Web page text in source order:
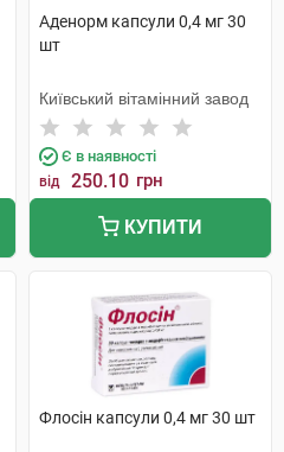
Аденорм капсули 0,4 мг 30
шт
Київський вітамінний завод
Є в наявності
від 250.10 грн
КУПИТИ
Флосін капсули 0,4 мг 30 шт